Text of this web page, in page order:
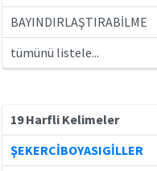
BAYINDIRLAŞTIRABİLME
tümünü listele...
19 Harfli Kelimeler
ŞEKERCİBOYASIGİLLER